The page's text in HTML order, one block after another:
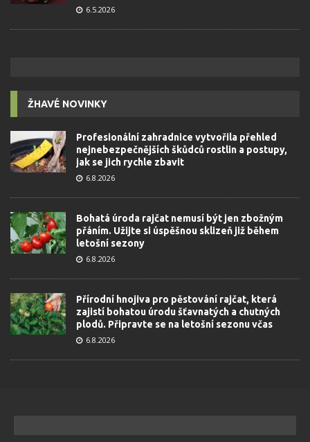
6.5.2026
ŽHAVÉ NOVINKY
Profesionální zahradnice vytvořila přehled
nejnebezpečnějších škůdců rostlin a postupy,
jak se jich rychle zbavit
6.8.2026
Bohatá úroda rajčat nemusí být jen zbožným
přáním. Užijte si úspěšnou sklizeň již během
letošní sezony
6.8.2026
Přírodní hnojiva pro pěstování rajčat, která
zajistí bohatou úrodu šťavnatých a chutných
plodů. Připravte se na letošní sezonu včas
6.8.2026